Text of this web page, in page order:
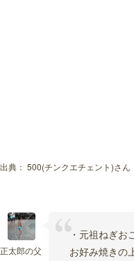
出典： 500(チンクエチェント)さん
正太郎の父
・元祖ねぎお
お好み焼きの